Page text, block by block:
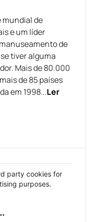
de
e um líder
de
tiver alguma
Mais de 80.000
de 85 países
em 1998...Ler